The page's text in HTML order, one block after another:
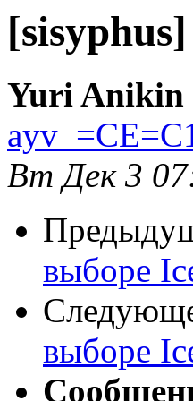
Yuri Anikin
Вт Дек 3
выборе
выборе